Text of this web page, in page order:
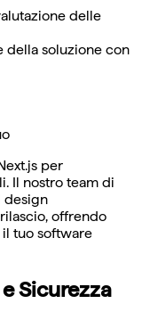
delle
della soluzione con
per
Il nostro team di
design
offrendo
tuo software
Sicurezza